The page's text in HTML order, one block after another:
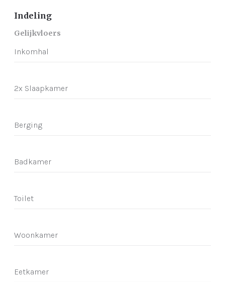
Indeling
Gelijkvloers
Inkomhal
2x Slaapkamer
Berging
Badkamer
Toilet
Woonkamer
Eetkamer